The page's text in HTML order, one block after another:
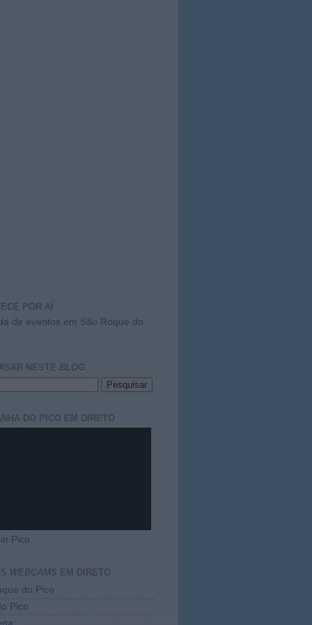
POR AÍ
de eventos em São Roque do
DO PICO EM DIRETO